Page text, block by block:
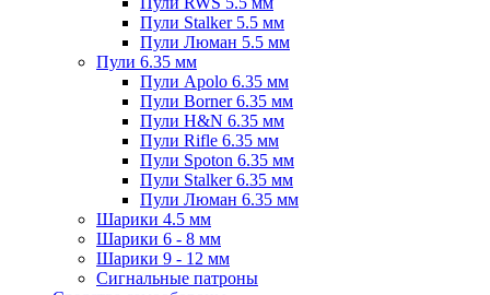
Пули Stalker 5.5 мм
Пули Люман 5.5 мм
Пули 6.35 мм
Пули Apolo 6.35 мм
Пули Borner 6.35 мм
Пули H&N 6.35 мм
Пули Rifle 6.35 мм
Пули Spoton 6.35 мм
Пули Stalker 6.35 мм
Пули Люман 6.35 мм
Шарики 4.5 мм
Шарики 6 - 8 мм
Шарики 9 - 12 мм
Сигнальные патроны